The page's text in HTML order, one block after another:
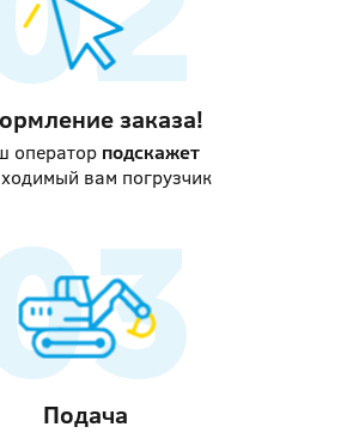
заказа!
оператор подскажет
вам погрузчик
Подача